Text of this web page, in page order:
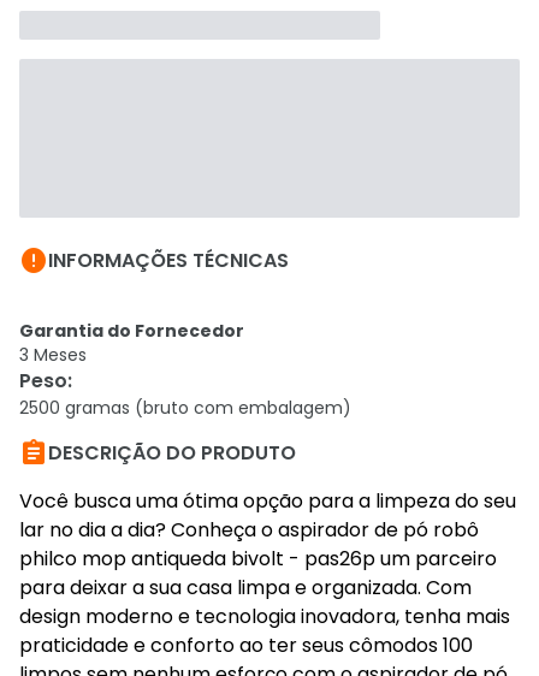
INFORMAÇÕES TÉCNICAS
Garantia do Fornecedor
3 Meses
Peso:
2500 gramas (bruto com embalagem)
DESCRIÇÃO DO PRODUTO
Você busca uma ótima opção para a limpeza do seu
lar no dia a dia? Conheça o aspirador de pó robô
philco mop antiqueda bivolt - pas26p um parceiro
para deixar a sua casa limpa e organizada. Com
design moderno e tecnologia inovadora, tenha mais
praticidade e conforto ao ter seus cômodos 100